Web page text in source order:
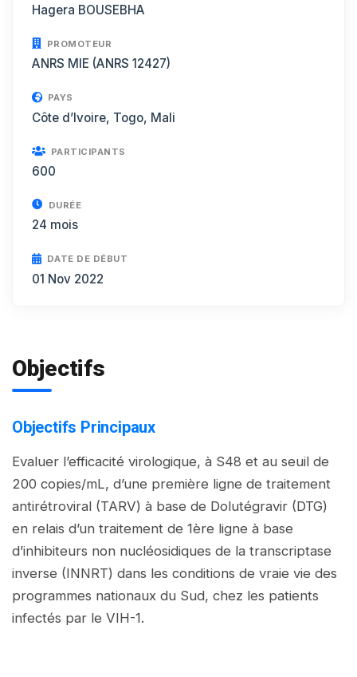
Hagera BOUSEBHA
PROMOTEUR
ANRS MIE (ANRS 12427)
PAYS
Côte d’Ivoire, Togo, Mali
PARTICIPANTS
600
DURÉE
24 mois
DATE DE DÉBUT
01 Nov 2022
Objectifs
Objectifs Principaux
Evaluer l’efficacité virologique, à S48 et au seuil de
200 copies/mL, d’une première ligne de traitement
antirétroviral (TARV) à base de Dolutégravir (DTG)
en relais d’un traitement de 1ère ligne à base
d’inhibiteurs non nucléosidiques de la transcriptase
inverse (INNRT) dans les conditions de vraie vie des
programmes nationaux du Sud, chez les patients
infectés par le VIH-1.